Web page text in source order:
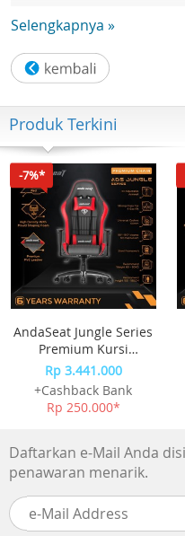
Selengkapnya »
Produk Terkini
-7%*
AndaSeat Jungle Series
Premium Kursi
Gaming Chair Black
Red
Rp 3.441.000
+Cashback Bank
Rp 250.000*
Daftarkan e-Mail Anda
penawaran menarik.